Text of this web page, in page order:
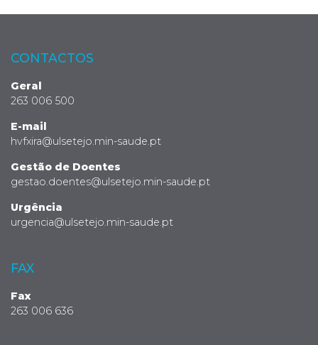
CONTACTOS
Geral
263 006 500
E-mail
hvfxira@ulsetejo.min-saude.pt
Gestão de Doentes
gestao.doentes@ulsetejo.min-saude.pt
Urgência
urgencia@ulsetejo.min-saude.pt
FAX
Fax
263 006 636